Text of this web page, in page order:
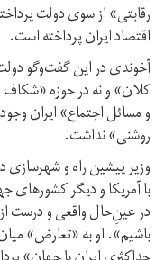
رقابتی» از سوی دولت
اقتصاد ایران پرداخته است.
آخوندی در این گفت‌وگو
کلان» و نه در حوزه
و مسائل اجتماع» ایران
روشنی» نداشت.
وزیر پیشین راه و شهرسازی
با آمریکا و دیگر
در عین‌ِحال واقعی و درست
باشیم». او به «تعارض»